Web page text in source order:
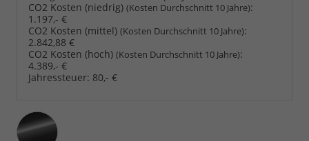
CO2 Kosten (niedrig) (Kosten Durchschnitt 10 Jahre):
1.197,- €
CO2 Kosten (mittel) (Kosten Durchschnitt 10 Jahre):
2.842,88 €
CO2 Kosten (hoch) (Kosten Durchschnitt 10 Jahre):
4.389,- €
Jahressteuer: 80,- €